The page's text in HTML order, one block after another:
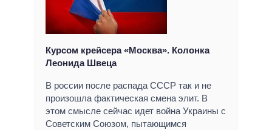
Курсом крейсера «Москва». Колонка
Леонида Швеца
В россии после распада СССР так и не
произошла фактическая смена элит. В
этом смысле сейчас идет война Украины с
Советским Союзом, пытающимся